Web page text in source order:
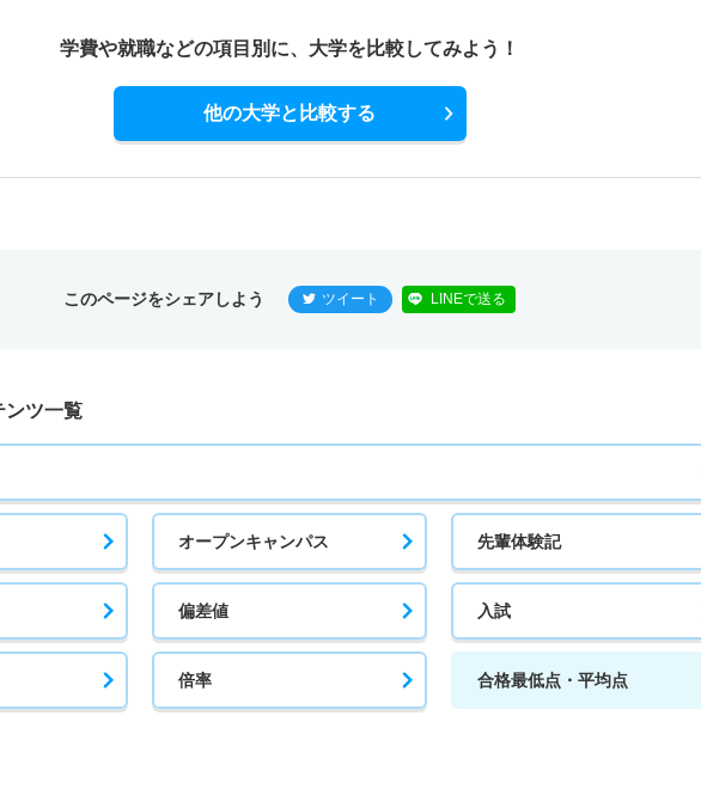
学費や就職などの項目別に、 大学を比較してみよう！
他の大学と比較する
このページをシェアしよう ツイート LINEで送る
ンツ一覧
オープンキャンパス 先輩体験記
偏差値 入試
倍率 合格最低点・平均点